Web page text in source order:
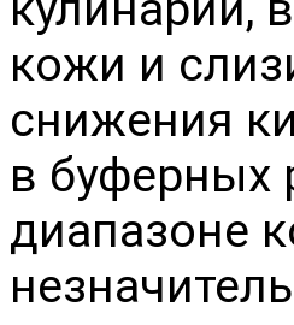
кожи и
снижения
в буферных
диапазоне